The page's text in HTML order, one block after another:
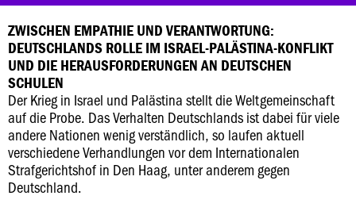
ZWISCHEN EMPATHIE UND VERANTWORTUNG:
DEUTSCHLANDS ROLLE IM ISRAEL-PALÄSTINA-KONFLIKT
UND DIE HERAUSFORDERUNGEN AN DEUTSCHEN
SCHULEN
Der Krieg in Israel und Palästina stellt die Weltgemeinschaft
auf die Probe. Das Verhalten Deutschlands ist dabei für viele
andere Nationen wenig verständlich, so laufen aktuell
verschiedene Verhandlungen vor dem Internationalen
Strafgerichtshof in Den Haag, unter anderem gegen
Deutschland.